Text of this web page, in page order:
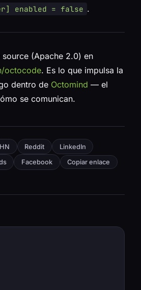
enabled = false .
(Apache 2.0) en
octocode. Es lo que impulsa la
dentro de Octomind — el
se comunican.
HN Reddit LinkedIn
Facebook Copiar enlace